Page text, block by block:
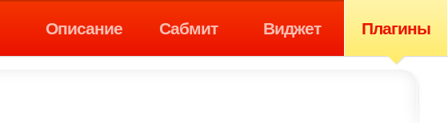
Описание Сабмит Виджет Плагины